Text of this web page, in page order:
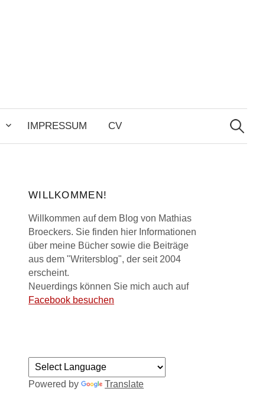
IMPRESSUM CV
Search
for:
WILLKOMMEN!
Willkommen auf dem Blog von Mathias
Broeckers. Sie finden hier Informationen
über meine Bücher sowie die Beiträge
aus dem "Writersblog", der seit 2004
erscheint.
Neuerdings können Sie mich auch auf
Facebook besuchen
Powered by Translate